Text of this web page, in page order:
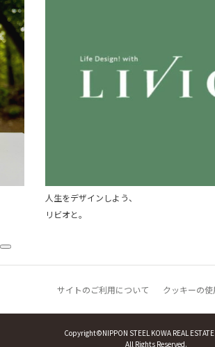
人生をデザインしよう、
リビオと。
サイトのご利用について クッキーの
Copyright©NIPPON STEEL KOWA REAL
All Rights Reserved.